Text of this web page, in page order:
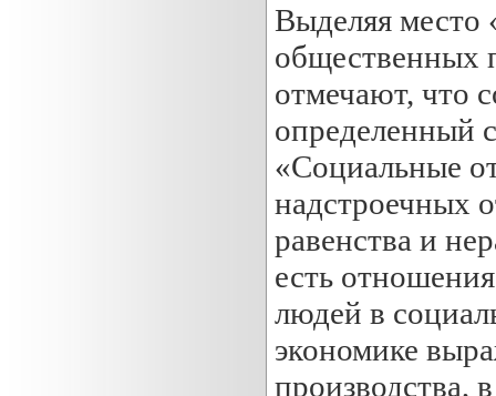
Выделяя место
общественных
отмечают, что
определенный
«Социальные
надстроечных
равенства и
есть
людей в
экономике
производства,